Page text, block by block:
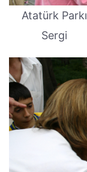
Atatürk Parkı
Sergi